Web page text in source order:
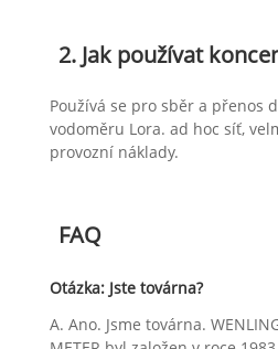
2. Jak používat
Používá se pro sběr a přenos
vodoměru Lora. ad hoc síť,
provozní náklady.
FAQ
Otázka: Jste továrna?
A. Ano. Jsme továrna.